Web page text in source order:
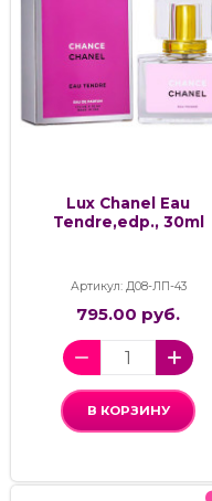
Lux Chanel Eau
Tendre,edp., 30ml
Артикул: Д08-ЛП-43
795.00 руб.
В КОРЗИНУ